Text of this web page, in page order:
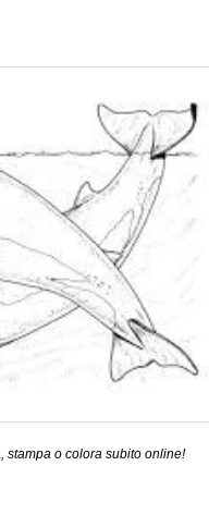
stampa o colora subito online!